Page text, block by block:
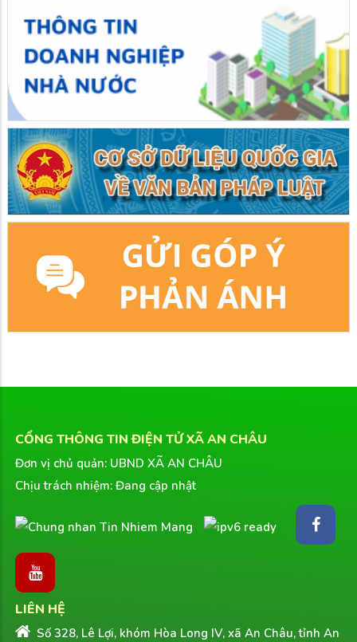
CỔNG THÔNG TIN ĐIỆN TỬ XÃ AN CHÂU
Đơn vị chủ quản: UBND XÃ AN CHÂU
Chịu trách nhiệm: Đang cập nhật
LIÊN HỆ
Số 328, Lê Lợi, khóm Hòa Long IV, xã An Châu, tỉnh An